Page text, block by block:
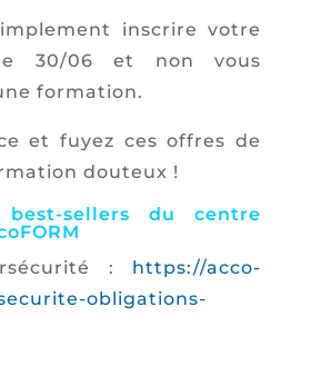
inscrire votre
30/06 et non vous
formation.
et fuyez ces offres de
douteux !
sellers du centre
: https://acco-
obligations-